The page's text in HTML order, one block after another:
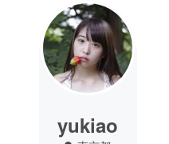
yukiao